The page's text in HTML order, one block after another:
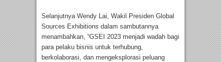
Selanjutnya Wendy Lai, Wakil Presiden Global
Sources Exhibitions dalam sambutannya
menambahkan, “GSEI 2023 menjadi wadah bagi
para pelaku bisnis untuk terhubung,
berkolaborasi, dan mengeksplorasi peluang